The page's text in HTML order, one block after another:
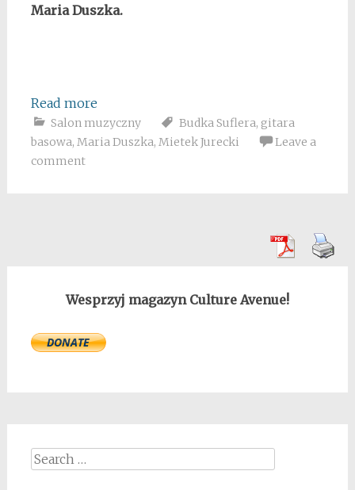
Maria Duszka.
Read more
Salon muzyczny Budka Suflera, gitara
basowa, Maria Duszka, Mietek Jurecki
Leave a
comment
Wesprzyj magazyn Culture Avenue!
Search
for: